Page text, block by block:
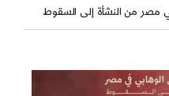
مصر من النشأة إلى السقوط